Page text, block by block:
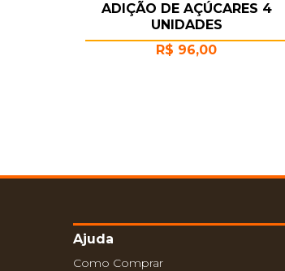
ADIÇÃO DE AÇÚCARES 4
UNIDADES
R$ 96,00
Ajuda
Como Comprar